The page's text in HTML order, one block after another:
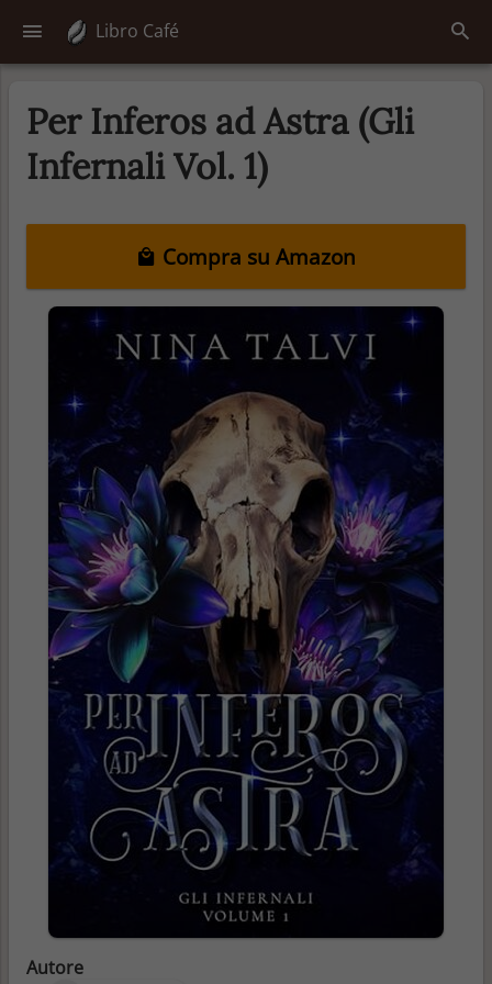
Libro Café
Per Inferos ad Astra (Gli
Infernali Vol. 1)
Compra su Amazon
Autore